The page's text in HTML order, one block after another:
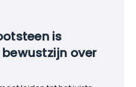
is
over